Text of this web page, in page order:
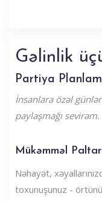
Gəlinlik
Partiya
İnsanlara özəl
paylaşmağı sevirəm.
Mükəmməl
Nəhayət,
toxunuşunuz -